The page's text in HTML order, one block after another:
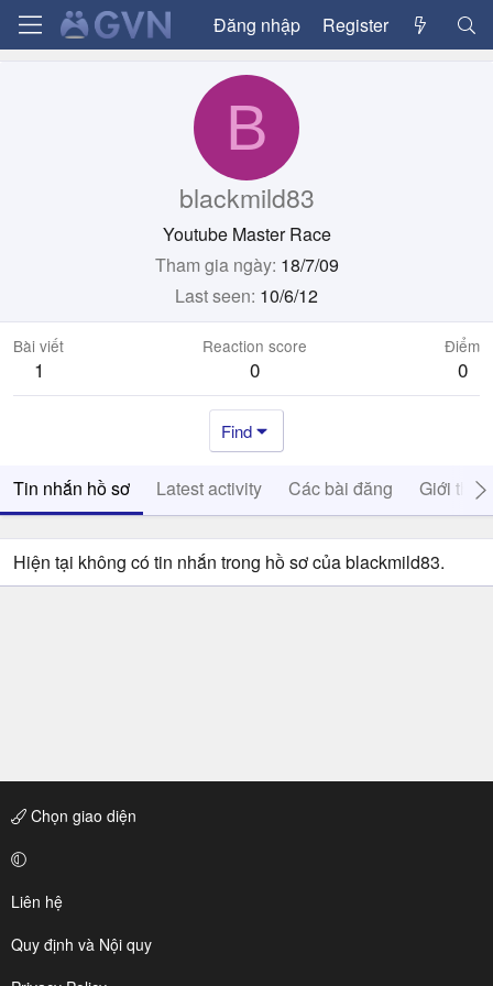
Đăng nhập Register
B
blackmild83
Youtube Master Race
Tham gia ngày 18/7/09
Last seen 10/6/12
Bài viết
1
Reaction score
0
Điểm
0
Find
Tin nhắn hồ sơ Latest activity Các bài đăng Giới thiệu
Hiện tại không có tin nhắn trong hồ sơ của blackmild83.
Chọn giao diện
Liên hệ
Quy định và Nội quy